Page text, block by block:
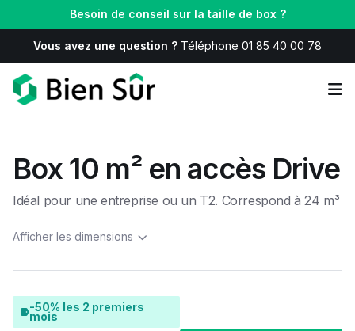
Besoin de conseil sur la taille de box ?
Vous avez une question ? Téléphone 01 85 40 00 78
Box 10 m² en accès Drive
Idéal pour une entreprise ou un T2. Correspond à 24 m³
Afficher les dimensions
-50% les 2 premiers
mois